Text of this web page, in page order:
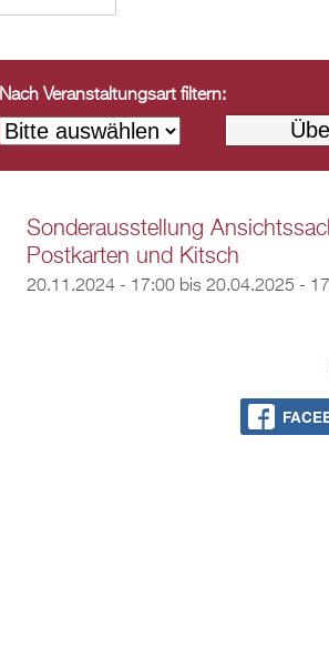
Nach Veranstaltungsart filtern:
Sonderausstellung
Postkarten und Kitsch
20.11.2024 - 17:00bis 20.04.2025 -